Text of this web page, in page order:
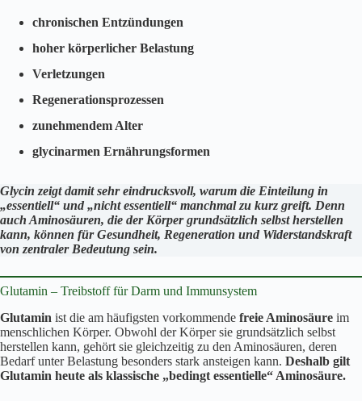
chronischen Entzündungen
hoher körperlicher Belastung
Verletzungen
Regenerationsprozessen
zunehmendem Alter
glycinarmen Ernährungsformen
Glycin zeigt damit sehr eindrucksvoll, warum die Einteilung in
„essentiell“ und „nicht essentiell“ manchmal zu kurz greift. Denn
auch Aminosäuren, die der Körper grundsätzlich selbst herstellen
kann, können für Gesundheit, Regeneration und Widerstandskraft
von zentraler Bedeutung sein.
Glutamin – Treibstoff für Darm und Immunsystem
Glutamin ist die am häufigsten vorkommende freie Aminosäure im
menschlichen Körper. Obwohl der Körper sie grundsätzlich selbst
herstellen kann, gehört sie gleichzeitig zu den Aminosäuren, deren
Bedarf unter Belastung besonders stark ansteigen kann. Deshalb gilt
Glutamin heute als klassische „bedingt essentielle“ Aminosäure.